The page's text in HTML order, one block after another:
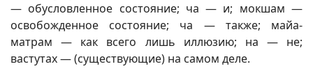
— обусловленное состояние; ча — и; мокшам —
освобожденное состояние; ча — также; майа-
матрам — как всего лишь иллюзию; на — не;
вастутах — (существующие) на самом деле.